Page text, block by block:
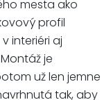
mesta ako
profil
interiéri aj
je
už len jemne
tak, aby